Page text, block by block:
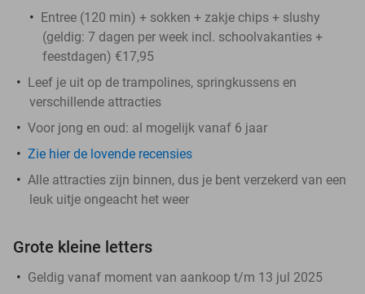
Entree (120 min) + sokken + zakje chips + slushy
(geldig: 7 dagen per week incl. schoolvakanties +
feestdagen) €17,95
Leef je uit op de trampolines, springkussens en
verschillende attracties
Voor jong en oud: al mogelijk vanaf 6 jaar
Zie hier de lovende recensies
Alle attracties zijn binnen, dus je bent verzekerd van een
leuk uitje ongeacht het weer
Grote kleine letters
Geldig vanaf moment van aankoop t/m 13 jul 2025